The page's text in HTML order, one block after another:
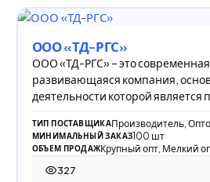
ООО «ТД-РГС»
ООО «ТД-РГС» – это
развивающаяся компания,
деятельности которой является
товаров быт
ТИП ПОСТАВЩИКАПроизводитель,
МИНИМАЛЬНЫЙ ЗАКАЗ100 шт
ОБЪЕМ ПРОДАЖКрупный опт, Мелкий
327
327 просмотров